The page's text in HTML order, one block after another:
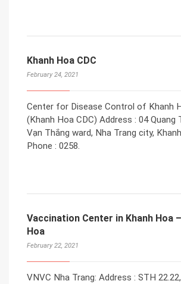
Khanh Hoa CDC
February 24, 2021
Center for Disease Control of Khanh
(Khanh Hoa CDC) Address : 04 Quang
Vạn Thắng ward, Nha Trang city,
Phone : 0258.
Vaccination Center in Khanh Hoa
Hoa
February 22, 2021
VNVC Nha Trang: Address : STH